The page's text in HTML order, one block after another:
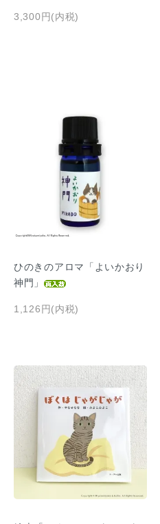
3,300円(内税)
ひのきのアロマ「よいかおり
神門」
1,126円(内税)